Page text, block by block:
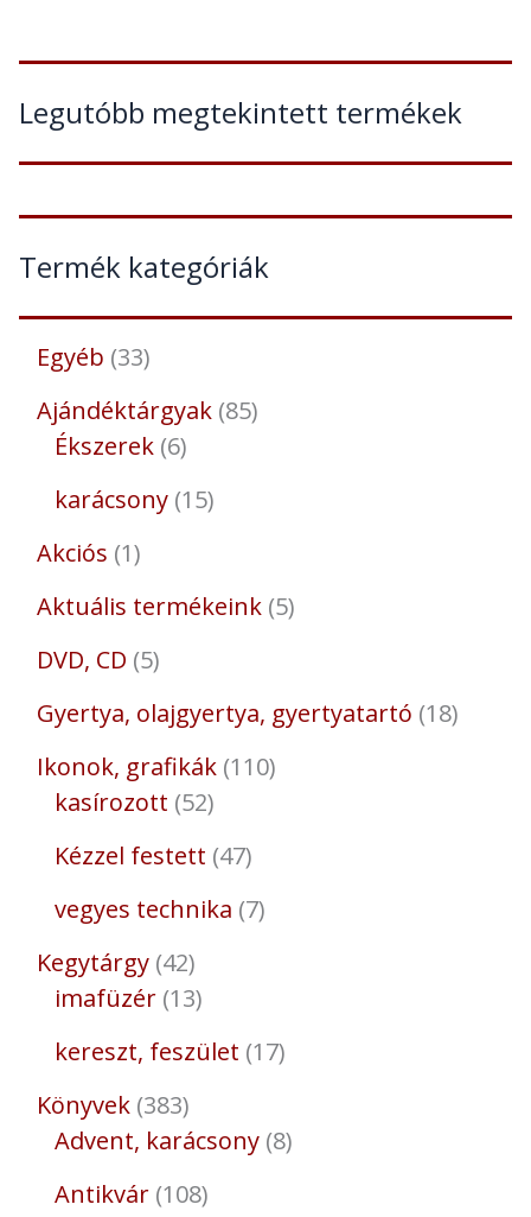
Legutóbb megtekintett termékek
Termék kategóriák
Egyéb 33
Ajándéktárgyak 85
Ékszerek 6
karácsony 15
Akciós 1
Aktuális termékeink 5
DVD, CD 5
Gyertya, olajgyertya, gyertyatartó 18
Ikonok, grafikák 110
kasírozott 52
Kézzel festett 47
vegyes technika 7
Kegytárgy 42
imafüzér 13
kereszt, feszület 17
Könyvek 383
Advent, karácsony 8
Antikvár 108